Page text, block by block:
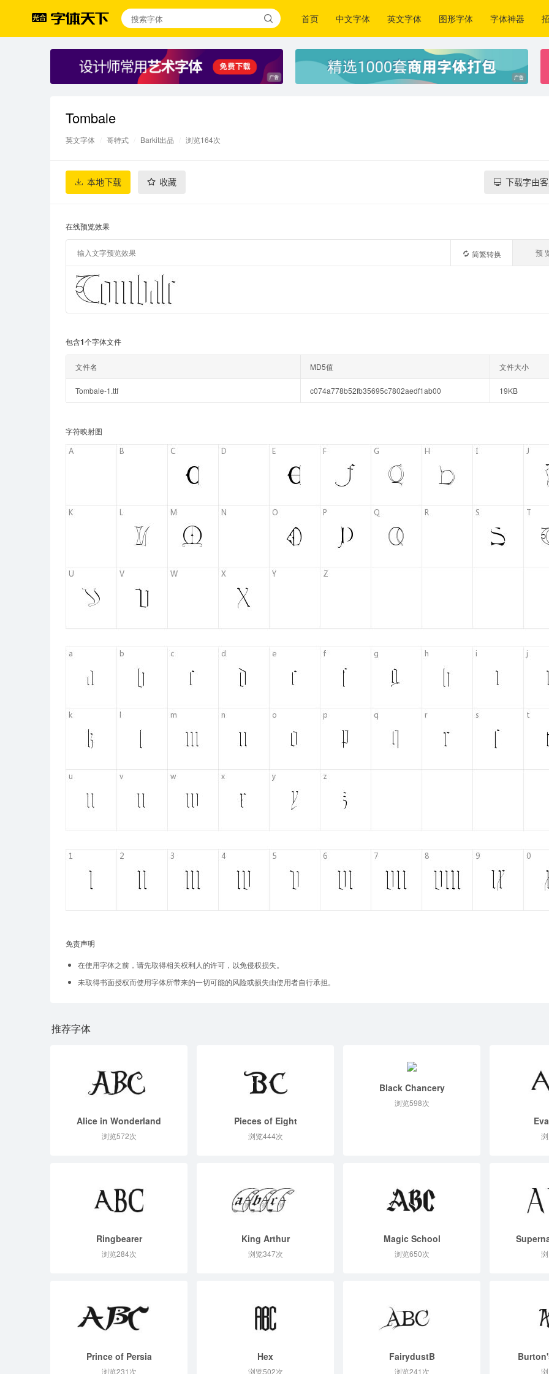
首页 中文字体 英文字体 图形字体 字体神器
Tombale
英文字体 哥特式 Barkit出品 浏览164次
本地下载 收藏 下载字由
在线预览效果
预
简繁转换
包含1个字体文件
文件名 MD5值 文件大小
Tombale-1.ttf c074a778b52fb35695c7802aedf1ab00 19KB
字符映射图
免责声明
在使用字体之前，请先取得相关权利人的许可，以免侵权损失。
未取得书面授权而使用字体所带来的一切可能的风险或损失由使用者自行承担。
推荐字体
Alice in Wonderland
浏览572次
Pieces of Eight
浏览444次
Black Chancery
浏览598次
Ringbearer
浏览284次
King Arthur
浏览347次
Magic School
浏览650次
Prince of Persia
浏览231次
Hex
浏览502次
FairydustB
浏览241次